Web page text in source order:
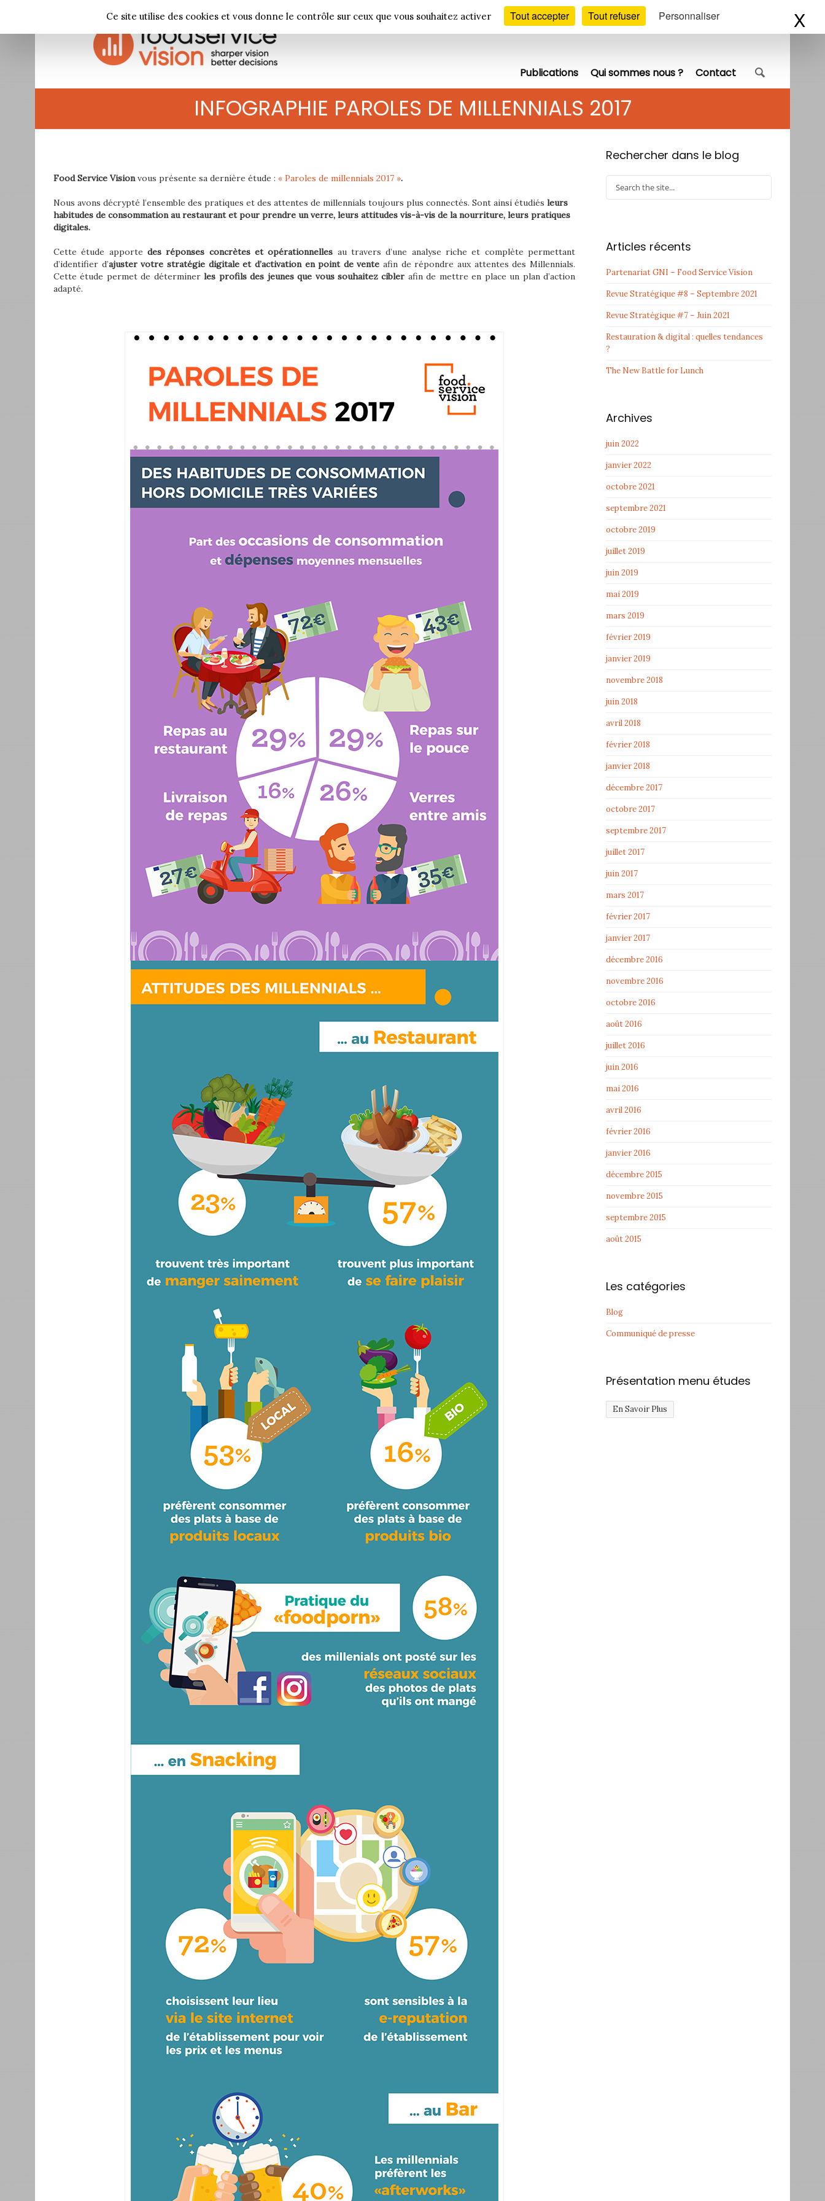
Ce site utilise des cookies et vous donne le contrôle sur ceux que vous souhaitez activer Tout accepter Tout refuser Personnaliser X
Publications Qui sommes nous ? Contact
INFOGRAPHIE PAROLES DE MILLENNIALS 2017
Food Service Visionvous présente sa dernière étude : « Paroles de millennials 2017 ».
Nous avons décrypté l’ensemble des pratiques et des attentes de millennials toujours plus connectés. Sont ainsi étudiés leurs
habitudes de consommation au restaurant et pour prendre un verre, leurs attitudes vis-à-vis de la nourriture, leurs pratiques
digitales.
Cette étude apporte des réponses concrètes et opérationnelles au travers d’une analyse riche et complète permettant
d’identifier d’ajuster votre stratégie digitale et d’activation en point de vente afin de répondre aux attentes des Millennials.
Cette étude permet de déterminerles profils des jeunes que vous souhaitez cibler afin de mettre en place un plan d’action
adapté.
Rechercher dans le blog
Articles récents
Partenariat GNI – Food Service Vision
Revue Stratégique #8 – Septembre 2021
Revue Stratégique #7 – Juin 2021
Restauration & digital : quelles tendances
?
The New Battle for Lunch
Archives
juin 2022
janvier 2022
octobre 2021
septembre 2021
octobre 2019
juillet 2019
juin 2019
mai 2019
mars 2019
février 2019
janvier 2019
novembre 2018
juin 2018
avril 2018
février 2018
janvier 2018
décembre 2017
octobre 2017
septembre 2017
juillet 2017
juin 2017
mars 2017
février 2017
janvier 2017
décembre 2016
novembre 2016
octobre 2016
août 2016
juillet 2016
juin 2016
mai 2016
avril 2016
février 2016
janvier 2016
décembre 2015
novembre 2015
septembre 2015
août 2015
Les catégories
Blog
Communiqué de presse
Présentation menu études
En Savoir Plus